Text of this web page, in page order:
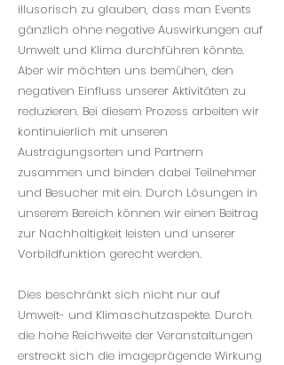
illusorisch zu glauben, dass man Events
gänzlich ohne negative Auswirkungen auf
Umwelt und Klima durchführen könnte.
Aber wir möchten uns bemühen, den
negativen Einfluss unserer Aktivitäten zu
reduzieren. Bei diesem Prozess arbeiten wir
kontinuierlich mit unseren
Austragungsorten und Partnern
zusammen und binden dabei Teilnehmer
und Besucher mit ein. Durch Lösungen in
unserem Bereich können wir einen Beitrag
zur Nachhaltigkeit leisten und unserer
Vorbildfunktion gerecht werden.
Dies beschränkt sich nicht nur auf
Umwelt- und Klimaschutzaspekte. Durch
die hohe Reichweite der Veranstaltungen
erstreckt sich die imageprägende Wirkung